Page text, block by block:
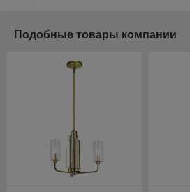
Подобные товары компании